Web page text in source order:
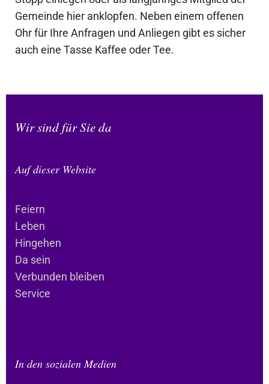
Gemeinde hier anklopfen. Neben einem offenen
Ohr für Ihre Anfragen und Anliegen gibt es sicher
auch eine Tasse Kaffee oder Tee.
Wir sind für Sie da
Auf dieser Website
Feiern
Leben
Hingehen
Da sein
Verbunden bleiben
Service
In den sozialen Medien